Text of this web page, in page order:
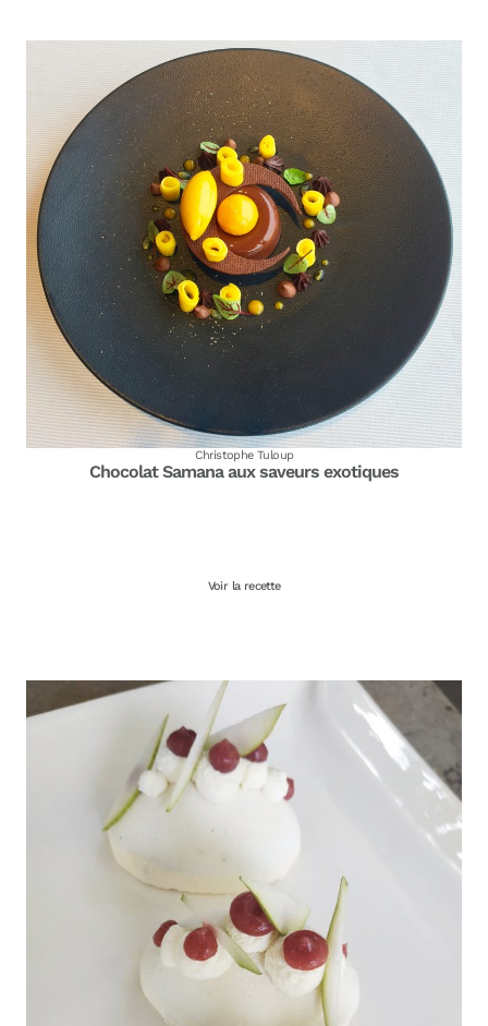
Christophe Tuloup
Chocolat Samana aux saveurs exotiques
Voir la recette